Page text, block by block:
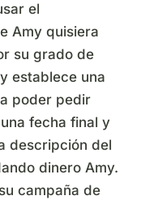
el
Amy quisiera
su grado de
establece una
poder pedir
fecha final y
descripción del
dinero Amy.
campaña de